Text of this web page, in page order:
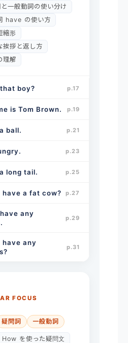
一般動詞の使い分け
have の使い方
縮形
挨拶と返し方
理解
boy? p.17
is Tom Brown. p.19
ball. p.21
p.23
long tail. p.25
have a fat cow? p.27
any
p.29
have any
p.31
FOCUS
疑問詞 一般動詞
を使った疑問文